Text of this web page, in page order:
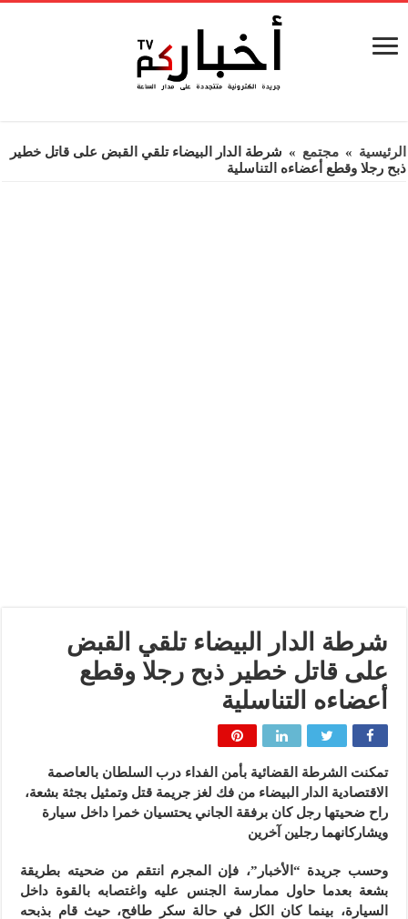
الرئيسية » مجتمع » شرطة الدار البيضاء تلقي القبض على قاتل خطير
ذبح رجلا وقطع أعضاءه التناسلية
شرطة الدار البيضاء تلقي القبض
على قاتل خطير ذبح رجلا وقطع
أعضاءه التناسلية
تمكنت الشرطة القضائية بأمن الفداء درب السلطان بالعاصمة
الاقتصادية الدار البيضاء من فك لغز جريمة قتل وتمثيل بجثة بشعة،
راح ضحيتها رجل كان برفقة الجاني يحتسيان خمرا داخل سيارة
ويشاركانهما رجلين آخرين
وحسب جريدة “الأخبار”، فإن المجرم انتقم من ضحيته بطريقة
بشعة بعدما حاول ممارسة الجنس عليه واغتصابه بالقوة داخل
السيارة، بينما كان الكل في حالة سكر طافح، حيث قام بذبحه